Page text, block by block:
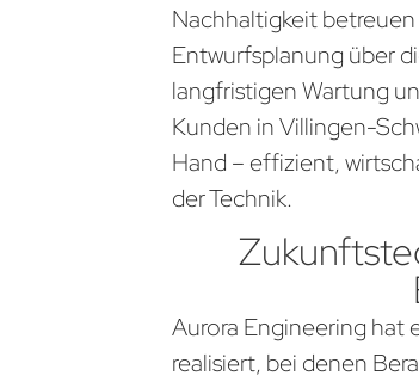
Nachhaltigkeit
Entwurfsplanung über
langfristigen Wartung
Kunden in Villingen-
Hand – effizient,
der Technik.
Aurora Engineering hat
realisiert, bei denen